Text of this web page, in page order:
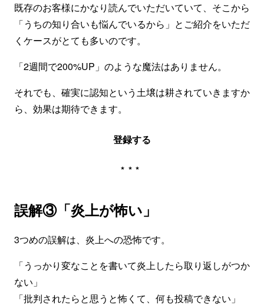
既存のお客様にかなり読んでいただいていて、そこから
「うちの知り合いも悩んでいるから」とご紹介をいただ
くケースがとても多いのです。
「2週間で200%UP」のような魔法はありません。
それでも、確実に認知という土壌は耕されていきますか
ら、効果は期待できます。
登録する
***
誤解③「炎上が怖い」
3つめの誤解は、炎上への恐怖です。
「うっかり変なことを書いて炎上したら取り返しがつか
ない」
「批判されたらと思うと怖くて、何も投稿できない」